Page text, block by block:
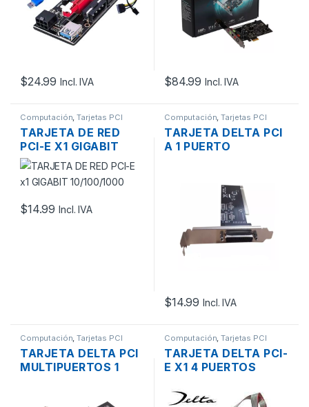
$24.99 Incl. IVA $84.99 Incl. IVA
Computación,Tarjetas PCI
TARJETA DE RED
PCI-E X1 GIGABIT
10/100/1000
$14.99 Incl. IVA
Computación,Tarjetas PCI
TARJETA DELTA PCI
A 1 PUERTO
$14.99 Incl. IVA
Computación,Tarjetas PCI
TARJETA DELTA PCI
MULTIPUERTOS 1
Computación,Tarjetas PCI
TARJETA DELTA PCI-
E X1 4 PUERTOS